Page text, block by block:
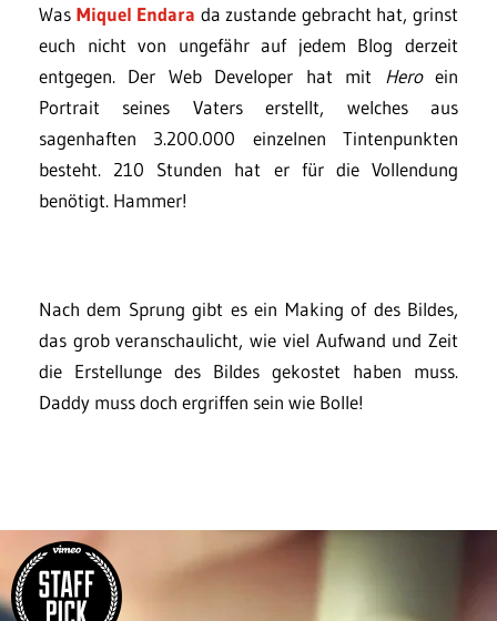
Was Miquel Endara da zustande gebracht hat, grinst
euch nicht von ungefähr auf jedem Blog derzeit
entgegen. Der Web Developer hat mit
Heroein
Portrait seines Vaters erstellt, welches aus
sagenhaften 3.200.000 einzelnen Tintenpunkten
besteht. 210 Stunden hat er für die Vollendung
benötigt. Hammer!
Nach dem Sprung gibt es ein Making of des Bildes,
das grob veranschaulicht, wie viel Aufwand und Zeit
die Erstellunge des Bildes gekostet haben muss.
Daddy muss doch ergriffen sein wie Bolle!